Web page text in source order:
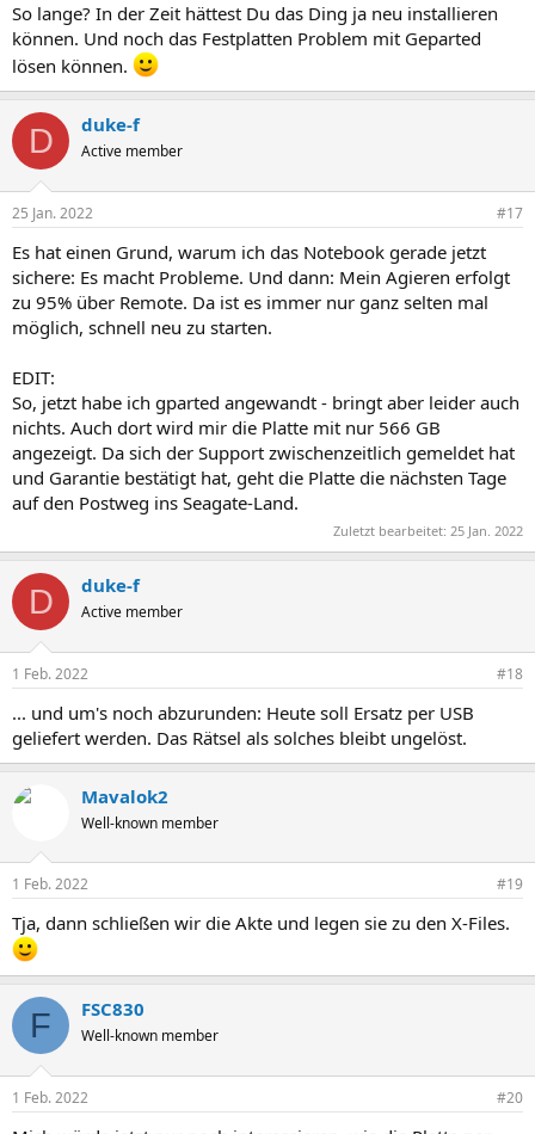
So lange? In der Zeit hättest Du das Ding ja neu installieren
können. Und noch das Festplatten Problem mit Geparted
lösen können.
D duke-f
Active member
25 Jan. 2022 #17
Es hat einen Grund, warum ich das Notebook gerade jetzt
sichere: Es macht Probleme. Und dann: Mein Agieren erfolgt
zu 95% über Remote. Da ist es immer nur ganz selten mal
möglich, schnell neu zu starten.
EDIT:
So, jetzt habe ich gparted angewandt - bringt aber leider auch
nichts. Auch dort wird mir die Platte mit nur 566 GB
angezeigt. Da sich der Support zwischenzeitlich gemeldet hat
und Garantie bestätigt hat, geht die Platte die nächsten Tage
auf den Postweg ins Seagate-Land.
Zuletzt bearbeitet: 25 Jan. 2022
D duke-f
Active member
1 Feb. 2022 #18
... und um's noch abzurunden: Heute soll Ersatz per USB
geliefert werden. Das Rätsel als solches bleibt ungelöst.
Mavalok2
Well-known member
1 Feb. 2022 #19
Tja, dann schließen wir die Akte und legen sie zu den X-Files.
F FSC830
Well-known member
1 Feb. 2022 #20